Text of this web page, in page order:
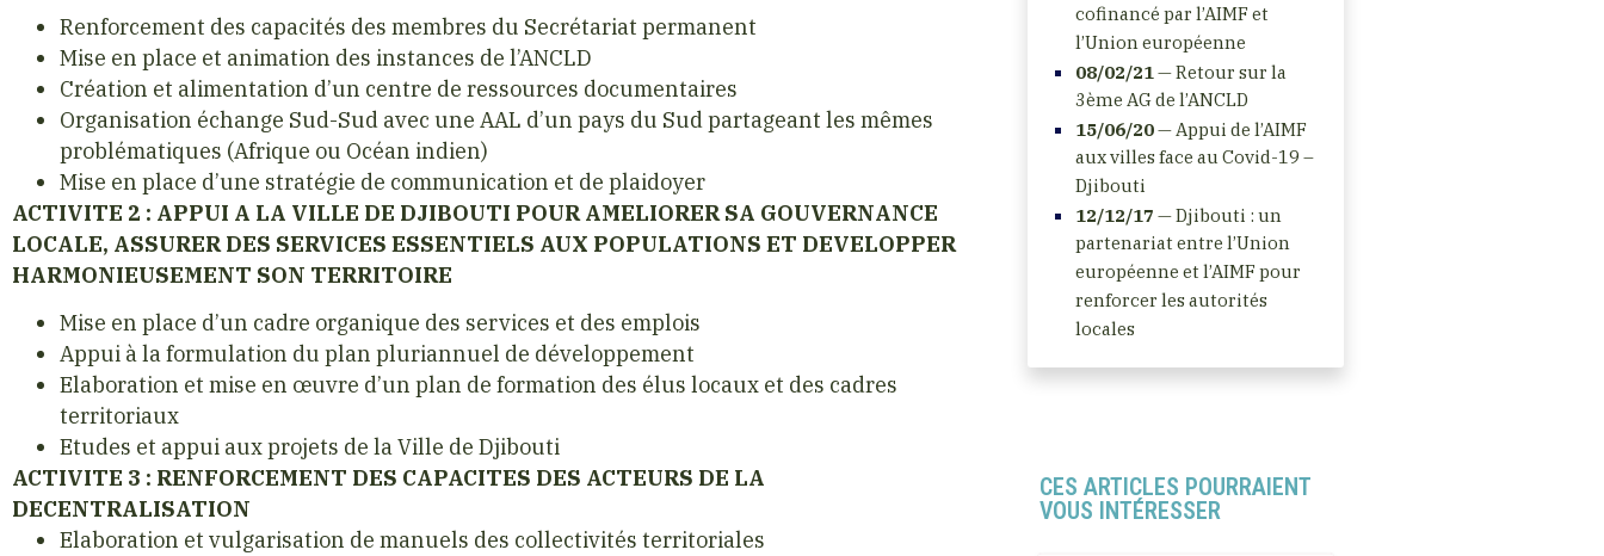
Renforcement des capacités des membres du Secrétariat permanent
Mise en place et animation des instances de l’ANCLD
Création et alimentation d’un centre de ressources documentaires
Organisation échange Sud-Sud avec une AAL d’un pays du Sud partageant les mêmes
problématiques (Afrique ou Océan indien)
Mise en place d’une stratégie de communication et de plaidoyer
ACTIVITE 2 : APPUI A LA VILLE DE DJIBOUTI POUR AMELIORER SA GOUVERNANCE
LOCALE, ASSURER DES SERVICES ESSENTIELS AUX POPULATIONS ET DEVELOPPER
HARMONIEUSEMENT SON TERRITOIRE
Mise en place d’un cadre organique des services et des emplois
Appui à la formulation du plan pluriannuel de développement
Elaboration et mise en œuvre d’un plan de formation des élus locaux et des cadres
territoriaux
Etudes et appui aux projets de la Ville de Djibouti
ACTIVITE 3 : RENFORCEMENT DES CAPACITES DES ACTEURS DE LA
DECENTRALISATION
Elaboration et vulgarisation de manuels des collectivités territoriales
cofinancé par l’AIMF et
l’Union européenne
08/02/21— Retour sur la
3ème AG de l’ANCLD
15/06/20— Appui de l’AIMF
aux villes face au Covid-19 –
Djibouti
12/12/17 — Djibouti : un
partenariat entre l’Union
européenne et l’AIMF pour
renforcer les autorités
locales
CES ARTICLES POURRAIENT
VOUS INTÉRESSER